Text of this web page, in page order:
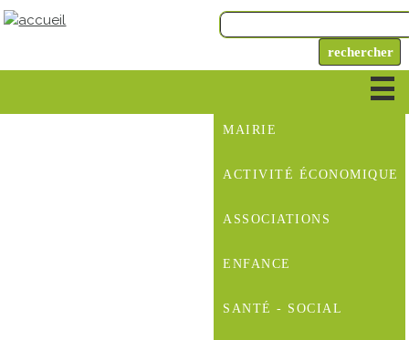
MAIRIE
ACTIVITÉ ÉCONOMIQUE
ASSOCIATIONS
ENFANCE
SANTÉ - SOCIAL